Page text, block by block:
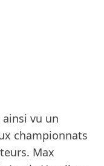
ainsi vu un
championnats
Max